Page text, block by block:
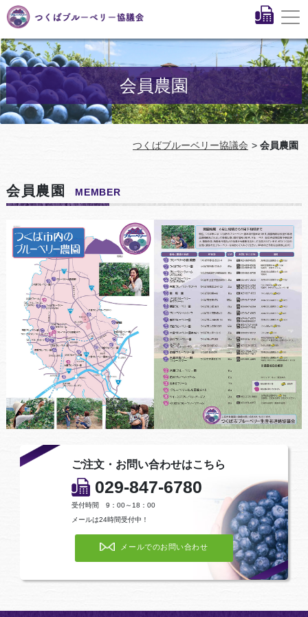
会員農園
つくばブルーベリー協議会 会員農園
会員農園 MEMBER
ご注文・お問い合わせはこちら
029-847-6780
受付時間 9：00～18：00
メールは24時間受付中！
メールでのお問い合わせ